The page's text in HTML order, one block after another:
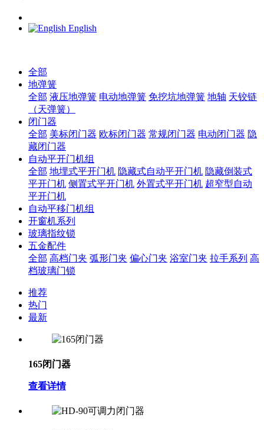
English
全部
地弹簧
全部 液压地弹簧 电动地弹簧 免挖坑地弹簧 地轴 天铰链
（天弹簧）
闭门器
全部 美标闭门器 欧标闭门器 常规闭门器 电动闭门器 隐
藏闭门器
自动平开门机组
全部 地埋式平开门机 隐藏式自动平开门机 隐藏倒装式
平开门机 侧置式平开门机 外置式平开门机 超窄型自动
平开门机
自动平移门机组
开窗机系列
玻璃指纹锁
五金配件
全部 高档门夹 弧形门夹 偏心门夹 浴室门夹 拉手系列 高
档玻璃门锁
推荐
热门
最新
165闭门器
查看详情